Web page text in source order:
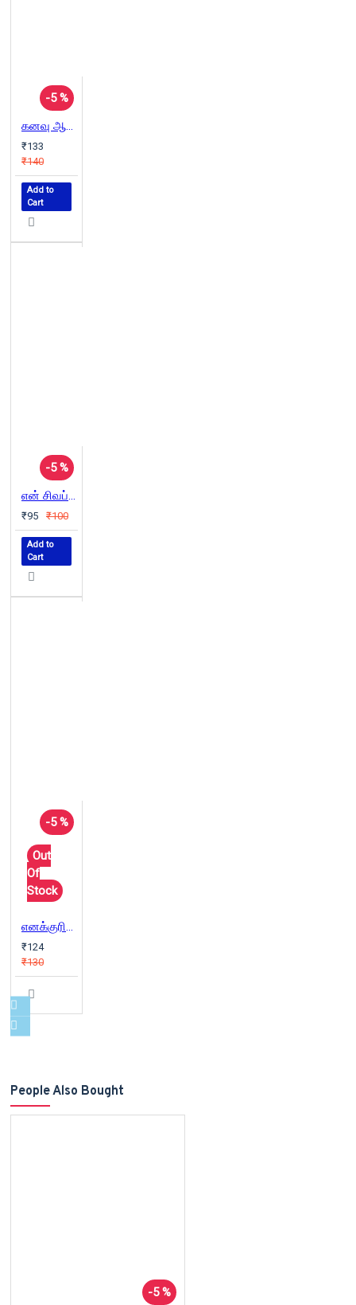
-5 %
கனவு ஆசிரியர்
₹133
₹140
Add to
Cart
-5 %
என் சிவப்புப் பால்பாயிண்ட் பேனா
₹95 ₹100
Add to
Cart
-5 %
Out
Of
Stock
எனக்குரிய இடம் எங்கே?
₹124
₹130
People Also Bought
-5 %